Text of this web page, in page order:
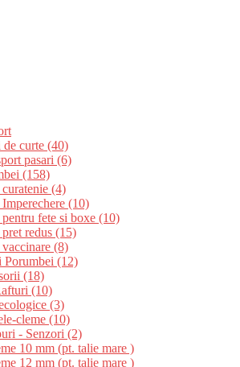
de curte (40)
pasari (6)
(158)
(4)
(10)
fete si boxe (10)
redus (15)
(8)
Porumbei (12)
(18)
(10)
(3)
cleme (10)
- Senzori (2)
10 mm (pt. talie mare )
12 mm (pt. talie mare )